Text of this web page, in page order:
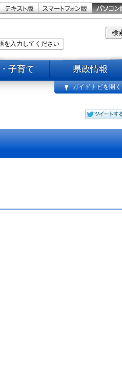
子育て 県政情報
ガイドナビを開く